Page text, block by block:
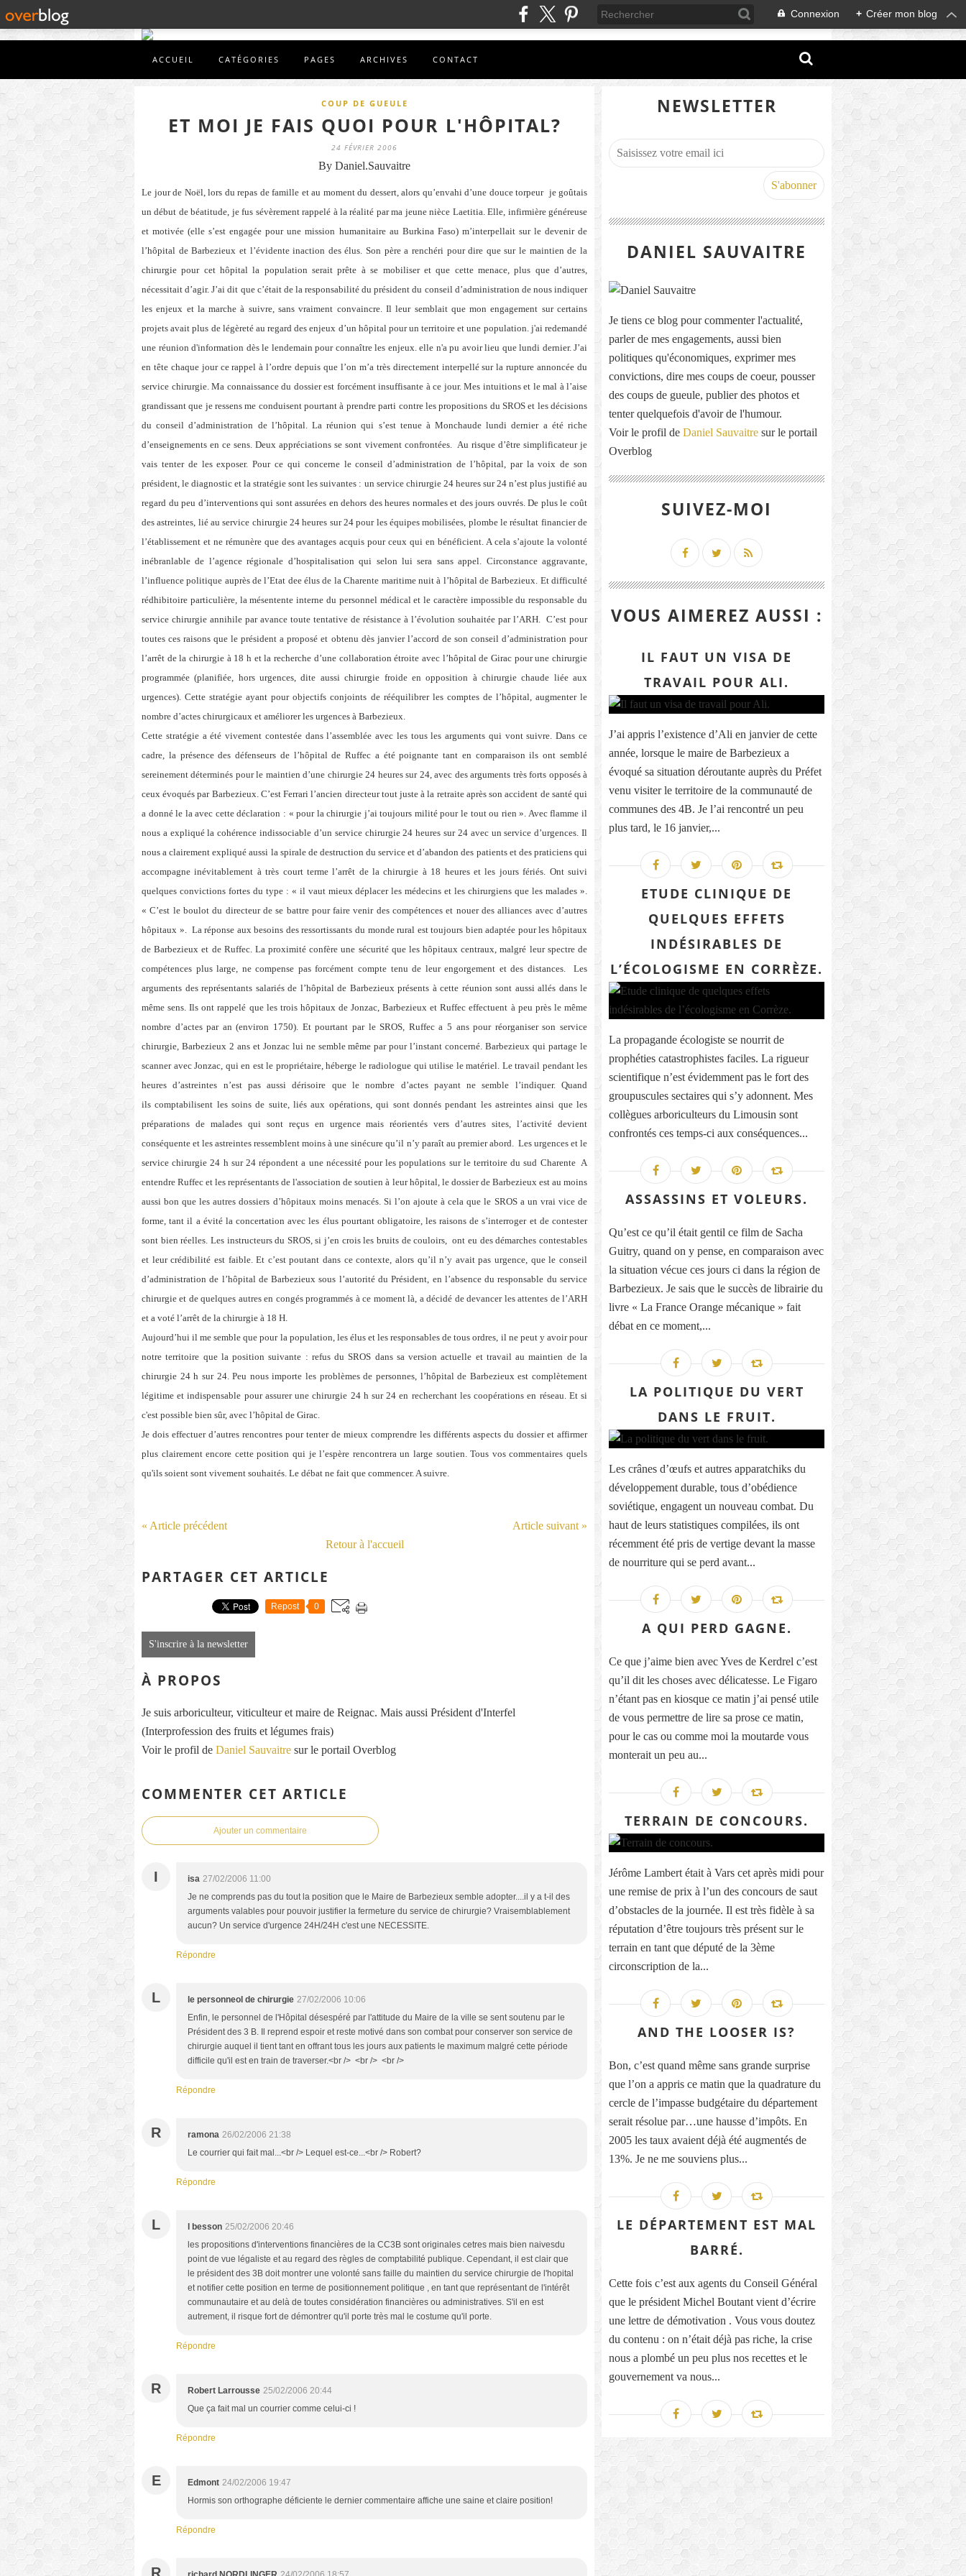
Connexion + Créer mon blog
ACCUEIL CATÉGORIES PAGES ARCHIVES CONTACT
COUP DE GUEULE
ET MOI JE FAIS QUOI POUR L'HÔPITAL?
24 FÉVRIER 2006
By Daniel.Sauvaitre
Le jour de Noël, lors du repas de famille et au moment du dessert, alors qu’envahi d’une douce torpeur je goûtais
un début de béatitude, je fus sévèrement rappelé à la réalité par ma jeune nièce Laetitia. Elle, infirmière généreuse
et motivée (elle s’est engagée pour une mission humanitaire au Burkina Faso) m’interpellait sur le devenir de
l’hôpital de Barbezieux et l’évidente inaction des élus. Son père a renchéri pour dire que sur le maintien de la
chirurgie pour cet hôpital la population serait prête à se mobiliser et que cette menace, plus que d’autres,
nécessitait d’agir. J’ai dit que c’était de la responsabilité du président du conseil d’administration de nous indiquer
les enjeux et la marche à suivre, sans vraiment convaincre. Il leur semblait que mon engagement sur certains
projets avait plus de légèreté au regard des enjeux d’un hôpital pour un territoire et une population. j'ai redemandé
une réunion d'information dès le lendemain pour connaître les enjeux. elle n'a pu avoir lieu que lundi dernier. J’ai
en tête chaque jour ce rappel à l’ordre depuis que l’on m’a très directement interpellé sur la rupture annoncée du
service chirurgie. Ma connaissance du dossier est forcément insuffisante à ce jour. Mes intuitions et le mal à l’aise
grandissant que je ressens me conduisent pourtant à prendre parti contre les propositions du SROS et les décisions
du conseil d’administration de l’hôpital. La réunion qui s’est tenue à Monchaude lundi dernier a été riche
d’enseignements en ce sens. Deux appréciations se sont vivement confrontées. Au risque d’être simplificateur je
vais tenter de les exposer. Pour ce qui concerne le conseil d’administration de l’hôpital, par la voix de son
président, le diagnostic et la stratégie sont les suivantes : un service chirurgie 24 heures sur 24 n’est plus justifié au
regard du peu d’interventions qui sont assurées en dehors des heures normales et des jours ouvrés. De plus le coût
des astreintes, lié au service chirurgie 24 heures sur 24 pour les équipes mobilisées, plombe le résultat financier de
l’établissement et ne rémunère que des avantages acquis pour ceux qui en bénéficient. A cela s’ajoute la volonté
inébranlable de l’agence régionale d’hospitalisation qui selon lui sera sans appel. Circonstance aggravante,
l’influence politique auprès de l’Etat dee élus de la Charente maritime nuit à l’hôpital de Barbezieux. Et difficulté
rédhibitoire particulière, la mésentente interne du personnel médical et le caractère impossible du responsable du
service chirurgie annihile par avance toute tentative de résistance à l’évolution souhaitée par l’ARH. C’est pour
toutes ces raisons que le président a proposé et obtenu dès janvier l’accord de son conseil d’administration pour
l’arrêt de la chirurgie à 18 h et la recherche d’une collaboration étroite avec l’hôpital de Girac pour une chirurgie
programmée (planifiée, hors urgences, dite aussi chirurgie froide en opposition à chirurgie chaude liée aux
urgences). Cette stratégie ayant pour objectifs conjoints de rééquilibrer les comptes de l’hôpital, augmenter le
nombre d’actes chirurgicaux et améliorer les urgences à Barbezieux.
Cette stratégie a été vivement contestée dans l’assemblée avec les tous les arguments qui vont suivre. Dans ce
cadre, la présence des défenseurs de l’hôpital de Ruffec a été poignante tant en comparaison ils ont semblé
sereinement déterminés pour le maintien d’une chirurgie 24 heures sur 24, avec des arguments très forts opposés à
ceux évoqués par Barbezieux. C’est Ferrari l’ancien directeur tout juste à la retraite après son accident de santé qui
a donné le la avec cette déclaration : « pour la chirurgie j’ai toujours milité pour le tout ou rien ». Avec flamme il
nous a expliqué la cohérence indissociable d’un service chirurgie 24 heures sur 24 avec un service d’urgences. Il
nous a clairement expliqué aussi la spirale de destruction du service et d’abandon des patients et des praticiens qui
accompagne inévitablement à très court terme l’arrêt de la chirurgie à 18 heures et les jours fériés. Ont suivi
quelques convictions fortes du type : « il vaut mieux déplacer les médecins et les chirurgiens que les malades ».
« C’est le boulot du directeur de se battre pour faire venir des compétences et nouer des alliances avec d’autres
hôpitaux ». La réponse aux besoins des ressortissants du monde rural est toujours bien adaptée pour les hôpitaux
de Barbezieux et de Ruffec. La proximité confère une sécurité que les hôpitaux centraux, malgré leur spectre de
compétences plus large, ne compense pas forcément compte tenu de leur engorgement et des distances.
Les
arguments des représentants salariés de l’hôpital de Barbezieux présents à cette réunion sont aussi allés dans le
même sens. Ils ont rappelé que les trois hôpitaux de Jonzac, Barbezieux et Ruffec effectuent à peu près le même
nombre d’actes par an (environ 1750). Et pourtant par le SROS, Ruffec a 5 ans pour réorganiser son service
chirurgie, Barbezieux 2 ans et Jonzac lui ne semble même par pour l’instant concerné. Barbezieux qui partage le
scanner avec Jonzac, qui en est le propriétaire, héberge le radiologue qui utilise le matériel. Le travail pendant les
heures d’astreintes n’est pas aussi dérisoire que le nombre d’actes payant ne semble l’indiquer. Quand
ils comptabilisent les soins de suite, liés aux opérations, qui sont donnés pendant les astreintes ainsi que les
préparations de malades qui sont reçus en urgence mais réorientés vers d’autres sites, l’activité devient
conséquente et les astreintes ressemblent moins à une sinécure qu’il n’y paraît au premier abord. Les urgences et le
service chirurgie 24 h sur 24 répondent a une nécessité pour les populations sur le territoire du sud Charente A
entendre Ruffec et les représentants de l'association de soutien à leur hôpital, le dossier de Barbezieux est au moins
aussi bon que les autres dossiers d’hôpitaux moins menacés. Si l’on ajoute à cela que le SROS a un vrai vice de
forme, tant il a évité la concertation avec les élus pourtant obligatoire, les raisons de s’interroger et de contester
sont bien réelles. Les instructeurs du SROS, si j’en crois les bruits de couloirs, ont eu des démarches contestables
et leur crédibilité est faible. Et c’est poutant dans ce contexte, alors qu’il n’y avait pas urgence, que le conseil
d’administration de l’hôpital de Barbezieux sous l’autorité du Président, en l’absence du responsable du service
chirurgie et de quelques autres en congés programmés à ce moment là, a décidé de devancer les attentes de l’ARH
et a voté l’arrêt de la chirurgie à 18 H.
Aujourd’hui il me semble que pour la population, les élus et les responsables de tous ordres, il ne peut y avoir pour
notre territoire que la position suivante : refus du SROS dans sa version actuelle et travail au maintien de la
chirurgie 24 h sur 24. Peu nous importe les problèmes de personnes, l’hôpital de Barbezieux est complètement
légitime et indispensable pour assurer une chirurgie 24 h sur 24 en recherchant les coopérations en réseau. Et si
c'est possible bien sûr, avec l’hôpital de Girac.
Je dois effectuer d’autres rencontres pour tenter de mieux comprendre les différents aspects du dossier et affirmer
plus clairement encore cette position qui je l’espère rencontrera un large soutien. Tous vos commentaires quels
qu'ils soient sont vivement souhaités. Le débat ne fait que commencer. A suivre.
« Article précédent
Article suivant »
Retour à l'accueil
PARTAGER CET ARTICLE
Repost 0
S'inscrire à la newsletter
À PROPOS
Je suis arboriculteur, viticulteur et maire de Reignac. Mais aussi Président d'Interfel
(Interprofession des fruits et légumes frais)
Voir le profil de Daniel Sauvaitre sur le portail Overblog
COMMENTER CET ARTICLE
Ajouter un commentaire
I isa 27/02/2006 11:00
Je ne comprends pas du tout la position que le Maire de Barbezieux semble adopter....il y a t-il des
arguments valables pour pouvoir justifier la fermeture du service de chirurgie? Vraisemblablement
aucun? Un service d'urgence 24H/24H c'est une NECESSITE.
Répondre
L le personneol de chirurgie 27/02/2006 10:06
Enfin, le personnel de l'Hôpital désespéré par l'attitude du Maire de la ville se sent soutenu par le
Président des 3 B. Il reprend espoir et reste motivé dans son combat pour conserver son service de
chirurgie auquel il tient tant en offrant tous les jours aux patients le maximum malgré cette période
difficile qu'il est en train de traverser.<br /> <br /> <br />
Répondre
R ramona 26/02/2006 21:38
Le courrier qui fait mal...<br /> Lequel est-ce...<br /> Robert?
Répondre
L l besson 25/02/2006 20:46
les propositions d'interventions financières de la CC3B sont originales cetres mais bien naivesdu
point de vue légaliste et au regard des règles de comptabilité publique. Cependant, il est clair que
le président des 3B doit montrer une volonté sans faille du maintien du service chirurgie de l'hopital
et notifier cette position en terme de positionnement politique , en tant que représentant de l'intérêt
communautaire et au delà de toutes considération financières ou administratives. S'il en est
autrement, il risque fort de démontrer qu'il porte très mal le costume qu'il porte.
Répondre
R Robert Larrousse 25/02/2006 20:44
Que ça fait mal un courrier comme celui-ci !
Répondre
E Edmont 24/02/2006 19:47
Hormis son orthographe déficiente le dernier commentaire affiche une saine et claire position!
Répondre
R
NEWSLETTER
DANIEL SAUVAITRE
Je tiens ce blog pour commenter l'actualité,
parler de mes engagements, aussi bien
politiques qu'économiques, exprimer mes
convictions, dire mes coups de coeur, pousser
des coups de gueule, publier des photos et
tenter quelquefois d'avoir de l'humour.
Voir le profil de Daniel Sauvaitre sur le portail
Overblog
SUIVEZ-MOI
VOUS AIMEREZ AUSSI :
IL FAUT UN VISA DE
TRAVAIL POUR ALI.
J’ai appris l’existence d’Ali en janvier de cette
année, lorsque le maire de Barbezieux a
évoqué sa situation déroutante auprès du Préfet
venu visiter le territoire de la communauté de
communes des 4B. Je l’ai rencontré un peu
plus tard, le 16 janvier,...
ETUDE CLINIQUE DE
QUELQUES EFFETS
INDÉSIRABLES DE
L’ÉCOLOGISME EN CORRÈZE.
La propagande écologiste se nourrit de
prophéties catastrophistes faciles. La rigueur
scientifique n’est évidemment pas le fort des
groupuscules sectaires qui s’y adonnent. Mes
collègues arboriculteurs du Limousin sont
confrontés ces temps-ci aux conséquences...
ASSASSINS ET VOLEURS.
Qu’est ce qu’il était gentil ce film de Sacha
Guitry, quand on y pense, en comparaison avec
la situation vécue ces jours ci dans la région de
Barbezieux. Je sais que le succès de librairie du
livre « La France Orange mécanique » fait
débat en ce moment,...
LA POLITIQUE DU VERT
DANS LE FRUIT.
Les crânes d’œufs et autres apparatchiks du
développement durable, tous d’obédience
soviétique, engagent un nouveau combat. Du
haut de leurs statistiques compilées, ils ont
récemment été pris de vertige devant la masse
de nourriture qui se perd avant...
A QUI PERD GAGNE.
Ce que j’aime bien avec Yves de Kerdrel c’est
qu’il dit les choses avec délicatesse. Le Figaro
n’étant pas en kiosque ce matin j’ai pensé utile
de vous permettre de lire sa prose ce matin,
pour le cas ou comme moi la moutarde vous
monterait un peu au...
TERRAIN DE CONCOURS.
Jérôme Lambert était à Vars cet après midi pour
une remise de prix à l’un des concours de saut
d’obstacles de la journée. Il est très fidèle à sa
réputation d’être toujours très présent sur le
terrain en tant que député de la 3ème
circonscription de la...
AND THE LOOSER IS?
Bon, c’est quand même sans grande surprise
que l’on a appris ce matin que la quadrature du
cercle de l’impasse budgétaire du département
serait résolue par…une hausse d’impôts. En
2005 les taux avaient déjà été augmentés de
13%. Je ne me souviens plus...
LE DÉPARTEMENT EST MAL
BARRÉ.
Cette fois c’est aux agents du Conseil Général
que le président Michel Boutant vient d’écrire
une lettre de démotivation . Vous vous doutez
du contenu : on n’était déjà pas riche, la crise
nous a plombé un peu plus nos recettes et le
gouvernement va nous...